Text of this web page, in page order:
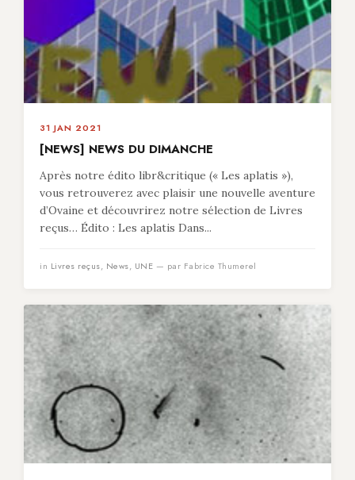
31 JAN 2021
[NEWS] NEWS DU DIMANCHE
Après notre édito libr&critique (« Les aplatis »),
vous retrouverez avec plaisir une nouvelle aventure
d’Ovaine et découvrirez notre sélection de Livres
reçus… Édito : Les aplatis Dans...
in Livres reçus, News, UNE — par Fabrice Thumerel